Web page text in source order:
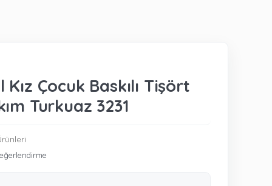
Çocuk Baskılı Tişört
Turkuaz 3231